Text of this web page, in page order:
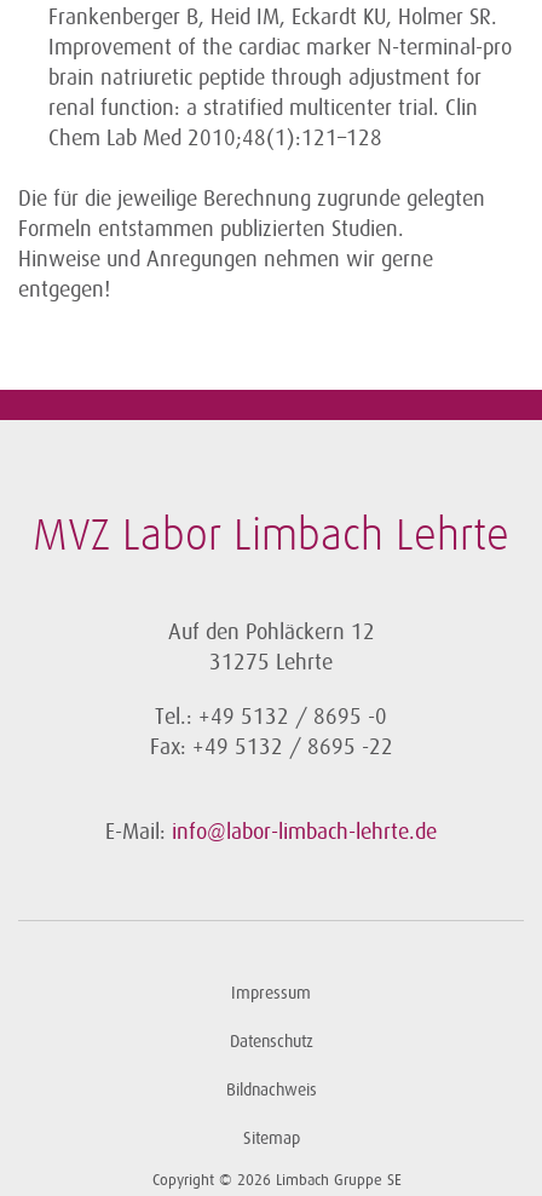
Frankenberger B, Heid IM, Eckardt KU, Holmer SR.
Improvement of the cardiac marker N-terminal-pro
brain natriuretic peptide through adjustment for
renal function: a stratified multicenter trial. Clin
Chem Lab Med 2010;48(1):121–128
Die für die jeweilige Berechnung zugrunde gelegten
Formeln entstammen publizierten Studien.
Hinweise und Anregungen nehmen wir gerne
entgegen!
MVZ Labor Limbach Lehrte
Auf den Pohläckern 12
31275 Lehrte
Tel.: +49 5132 / 8695 -0
Fax: +49 5132 / 8695 -22
E-Mail: info@labor-limbach-lehrte.de
Impressum
Datenschutz
Bildnachweis
Sitemap
Copyright © 2026 Limbach Gruppe SE